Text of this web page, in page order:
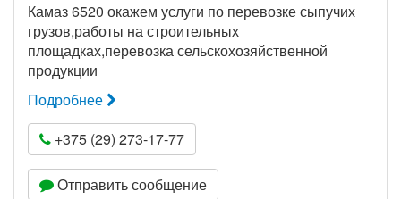
Камаз 6520 окажем услуги по перевозке сыпучих
грузов,работы на строительных
площадках,перевозка сельскохозяйственной
продукции
Подробнее
+375 (29) 273-17-77
Отправить сообщение